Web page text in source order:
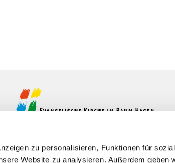
zu personalisieren, Funktionen für
Website zu analysieren. Außerdem geben